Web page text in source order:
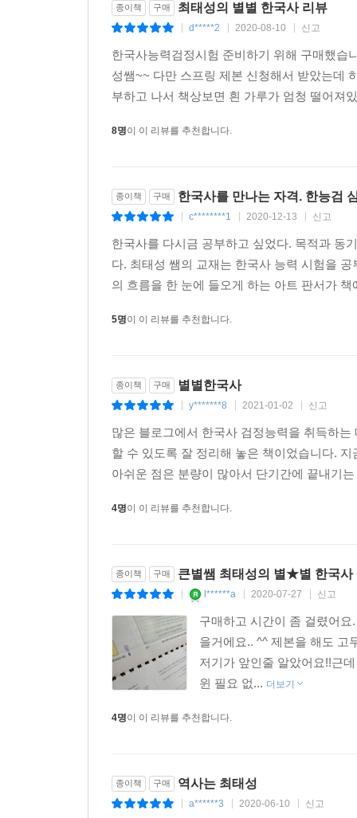
종이책 구매 최태성의 별별 한국사 리뷰
d*****2 2020-08-10 신고
한국사능력검정시험 준비하기 위해 구매했습
성쌤~~ 다만 스프링 제본 신청해서 받았는데
부하고 나서 책상보면 흰 가루가 엄청 떨어져
8명이 이 리뷰를 추천합니다.
종이책 구매 한국사를 만나는 자격. 한능검
c********1 2020-12-13 신고
한국사를 다시금 공부하고 싶었다. 목적과 동
다. 최태성 쌤의 교재는 한국사 능력 시험을
의 흐름을 한 눈에 들오게 하는 아트 판서가
5명이 이 리뷰를 추천합니다.
종이책 구매 별별한국사
y*******8 2021-01-02 신고
많은 블로그에서 한국사 검정능력을 취득하
할 수 있도록 잘 정리해 놓은 책이었습니다.
아쉬운 점은 분량이 많아서 단기간에 끝내기
4명이 이 리뷰를 추천합니다.
종이책 구매 큰별쌤 최태성의 별★별 한국사
l******a 2020-07-27 신고
구매하고 시간이 좀 걸렸어
을거에요.. ^^ 제본을 해도 고
저기가 앞인줄 알았어요!!근
윈 필요 없... 더보기
4명이 이 리뷰를 추천합니다.
종이책 구매 역사는 최태성
a******3 2020-06-10 신고